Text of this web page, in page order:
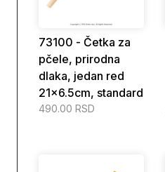
73100 - Četka za
pčele, prirodna
dlaka, jedan red
21x6.5cm, standard
490.00 RSD